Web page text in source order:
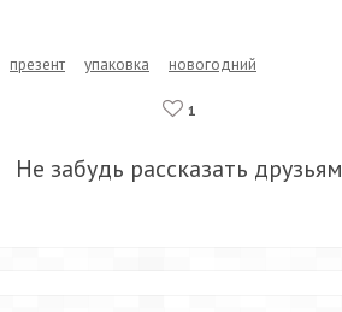
презент упаковка новогодний
1
Не забудь рассказать друзьям